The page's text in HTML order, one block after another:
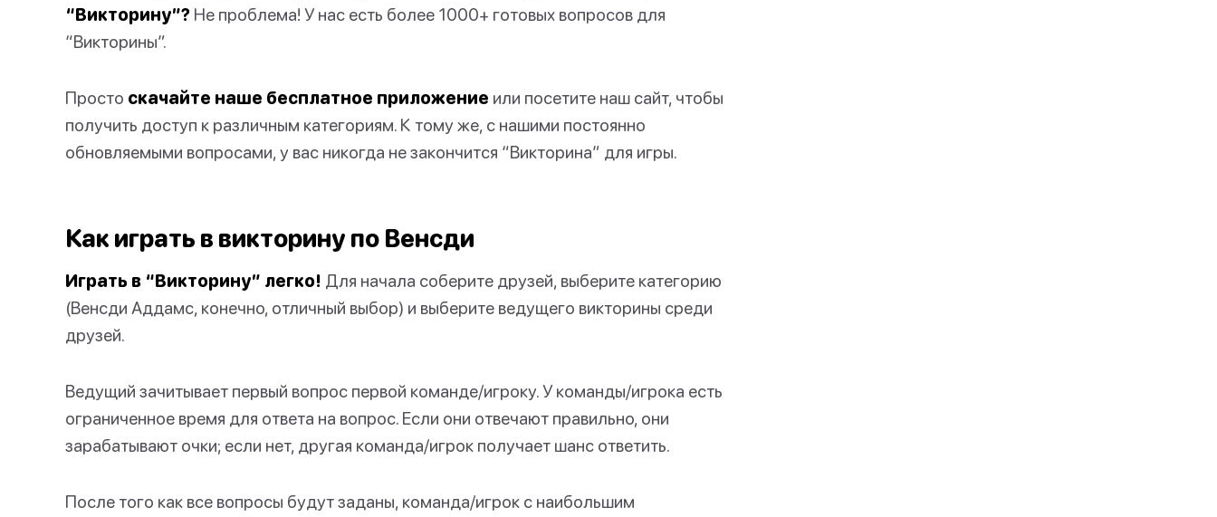
“Викторину”? Не проблема! У нас есть более 1000+ готовых вопросов для
“Викторины”.
Просто скачайте наше бесплатное приложение или посетите наш сайт, чтобы
получить доступ к различным категориям. К тому же, с нашими постоянно
обновляемыми вопросами, у вас никогда не закончится “Викторина” для игры.
Как играть в викторину по Венсди
Играть в “Викторину” легко! Для начала соберите друзей, выберите категорию
(Венсди Аддамс, конечно, отличный выбор) и выберите ведущего викторины среди
друзей.
Ведущий зачитывает первый вопрос первой команде/игроку. У команды/игрока есть
ограниченное время для ответа на вопрос. Если они отвечают правильно, они
зарабатывают очки; если нет, другая команда/игрок получает шанс ответить.
После того как все вопросы будут заданы, команда/игрок с наибольшим